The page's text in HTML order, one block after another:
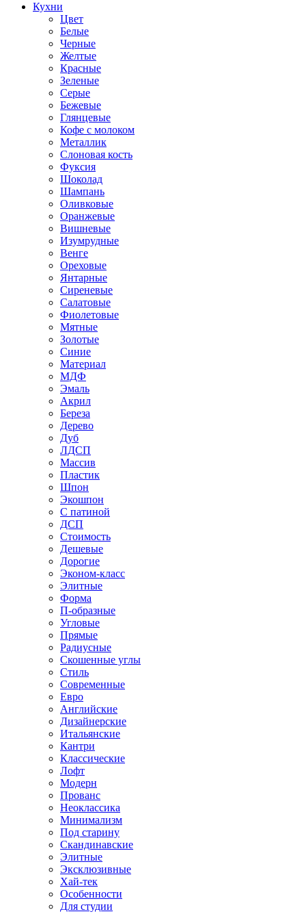
Кухни
Цвет
Белые
Черные
Желтые
Красные
Зеленые
Серые
Бежевые
Глянцевые
Кофе с молоком
Металлик
Слоновая кость
Фуксия
Шоколад
Шампань
Оливковые
Оранжевые
Вишневые
Изумрудные
Венге
Ореховые
Янтарные
Сиреневые
Салатовые
Фиолетовые
Мятные
Золотые
Синие
Материал
МДФ
Эмаль
Акрил
Береза
Дерево
Дуб
ЛДСП
Массив
Пластик
Шпон
Экошпон
С патиной
ДСП
Стоимость
Дешевые
Дорогие
Эконом-класс
Элитные
Форма
П-образные
Угловые
Прямые
Радиусные
Скошенные углы
Стиль
Современные
Евро
Английские
Дизайнерские
Итальянские
Кантри
Классические
Лофт
Модерн
Прованс
Неоклассика
Минимализм
Под старину
Скандинавские
Элитные
Эксклюзивные
Хай-тек
Особенности
Для студии